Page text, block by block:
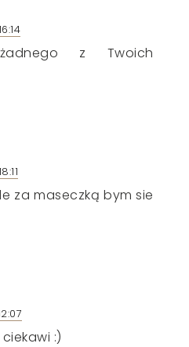
z Twoich
za maseczką bym sie
:)